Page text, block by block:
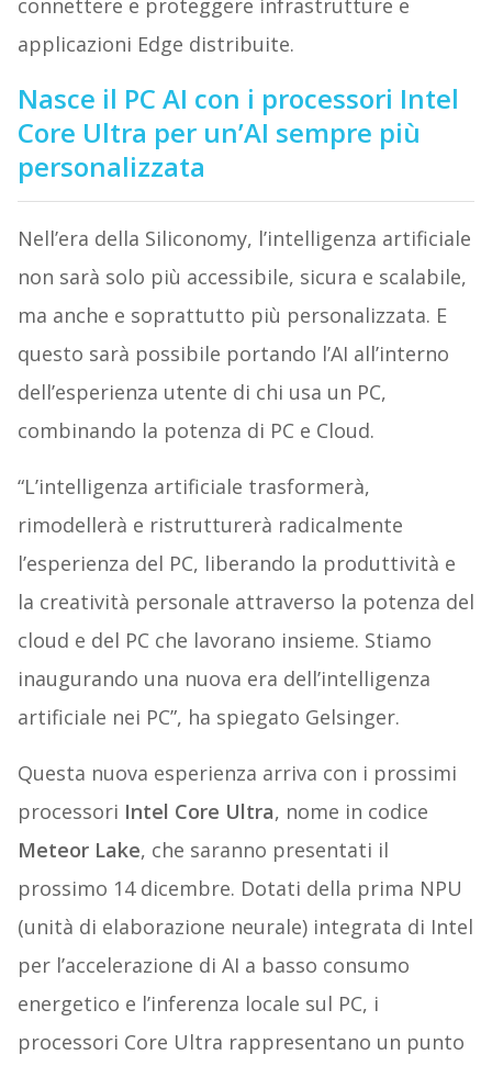
connettere e proteggere infrastrutture e
applicazioni Edge distribuite.
Nasce il PC AI con i processori Intel
Core Ultra per un’AI sempre più
personalizzata
Nell’era della Siliconomy, l’intelligenza artificiale
non sarà solo più accessibile, sicura e scalabile,
ma anche e soprattutto più personalizzata. E
questo sarà possibile portando l’AI all’interno
dell’esperienza utente di chi usa un PC,
combinando la potenza di PC e Cloud.
“L’intelligenza artificiale trasformerà,
rimodellerà e ristrutturerà radicalmente
l’esperienza del PC, liberando la produttività e
la creatività personale attraverso la potenza del
cloud e del PC che lavorano insieme. Stiamo
inaugurando una nuova era dell’intelligenza
artificiale nei PC”, ha spiegato Gelsinger.
Questa nuova esperienza arriva con i prossimi
processori Intel Core Ultra, nome in codice
Meteor Lake, che saranno presentati il
prossimo 14 dicembre. Dotati della prima NPU
(unità di elaborazione neurale) integrata di Intel
per l’accelerazione di AI a basso consumo
energetico e l’inferenza locale sul PC, i
processori Core Ultra rappresentano un punto